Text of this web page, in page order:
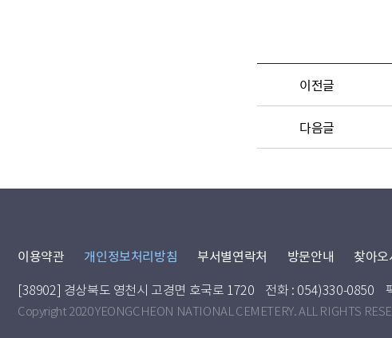
이전글
다음글
이용약관 개인정보처리방침 부서별연락처 방문안내 찾아
[38902] 경상북도 영천시 고경면 호국로 1720 전화 : 054)330-0850
Copyright 2020 YEONGCHEON NATIONAL CEMETERY. ALL RIGHTS